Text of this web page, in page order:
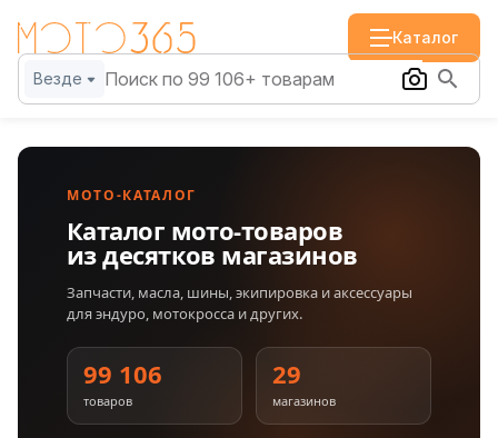
Каталог
Везде
МОТО-КАТАЛОГ
Каталог мото-товаров
из десятков магазинов
Запчасти, масла, шины, экипировка и аксессуары
для эндуро, мотокросса и других.
99 106
товаров
29
магазинов